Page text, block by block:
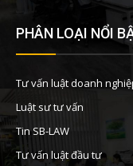
PHÂN LOẠI NỔI
Tư vấn luật doanh
Luật sư tư vấn
Tin SB-LAW
Tư vấn luật đầu tư